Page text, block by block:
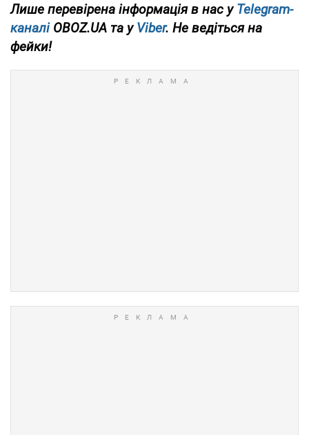
Лише перевірена інформація в нас уTelegram-
каналіOBOZ.UA та уViber. Не ведіться на
фейки!